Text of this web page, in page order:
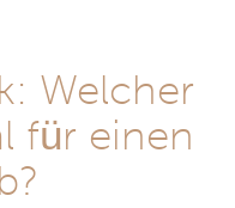
Welcher
für einen